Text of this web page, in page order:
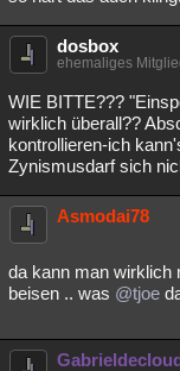
dosbox
ehemaliges
WIE BITTE???
wirklich überall??
kontrollieren-ich
Zynismusdarf sich
Asmodai78
da kann man wirklich
beisen .. was @tjoe